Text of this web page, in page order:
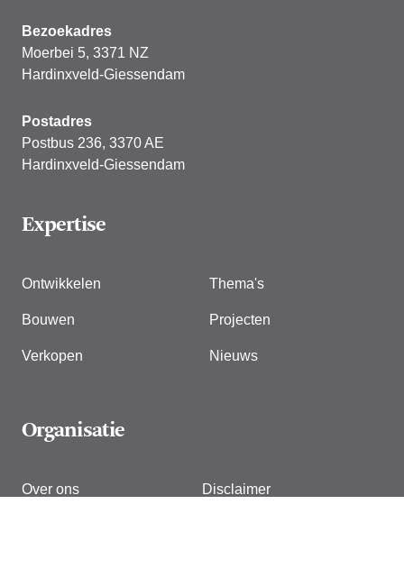
Bezoekadres
Moerbei 5, 3371 NZ
Hardinxveld-Giessendam
Postadres
Postbus 236, 3370 AE
Hardinxveld-Giessendam
Expertise
Ontwikkelen
Bouwen
Verkopen
Thema's
Projecten
Nieuws
Organisatie
Over ons Disclaimer